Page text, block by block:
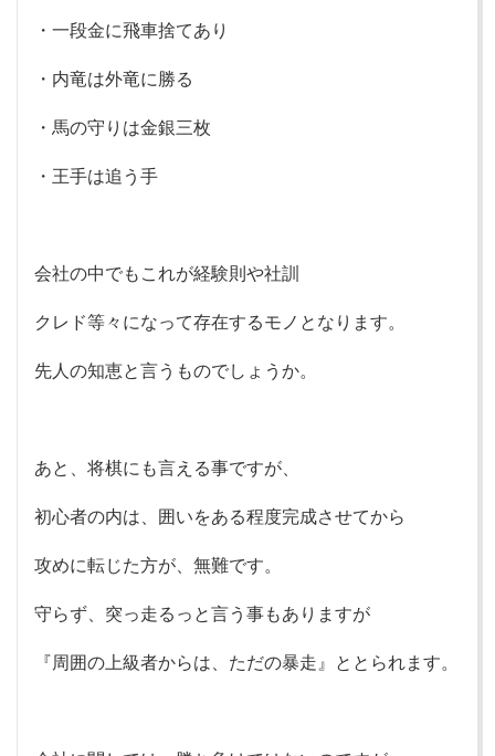
・一段金に飛車捨てあり
・内竜は外竜に勝る
・馬の守りは金銀三枚
・王手は追う手
会社の中でもこれが経験則や社訓
クレド等々になって存在するモノとなります。
先人の知恵と言うものでしょうか。
あと、将棋にも言える事ですが、
初心者の内は、囲いをある程度完成させてから
攻めに転じた方が、無難です。
守らず、突っ走るっと言う事もありますが
『周囲の上級者からは、ただの暴走』ととられます。